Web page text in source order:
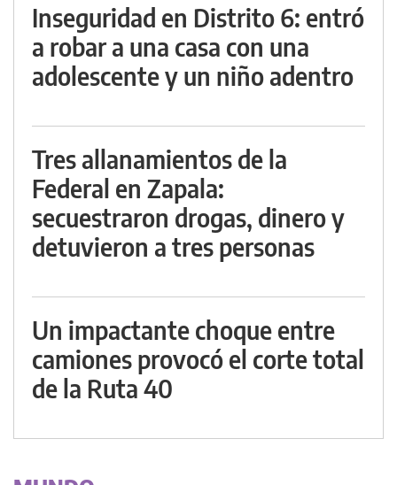
Inseguridad en Distrito 6: entró
a robar a una casa con una
adolescente y un niño adentro
Tres allanamientos de la
Federal en Zapala:
secuestraron drogas, dinero y
detuvieron a tres personas
Un impactante choque entre
camiones provocó el corte total
de la Ruta 40